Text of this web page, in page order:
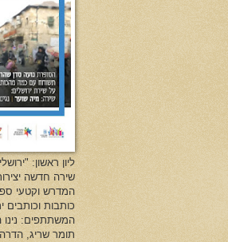
ליון ראשון:
שירה חדשה
המדרש וקטעי
כותבות וכותבים
המשתתפים: נינו
תומר שריג, הדרה